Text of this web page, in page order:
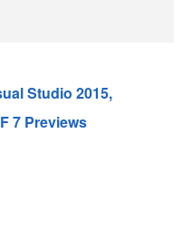
Studio 2015,
7 Previews